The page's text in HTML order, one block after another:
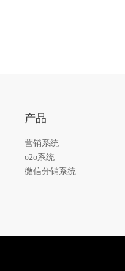
产品
营销系统
o2o系统
微信分销系统